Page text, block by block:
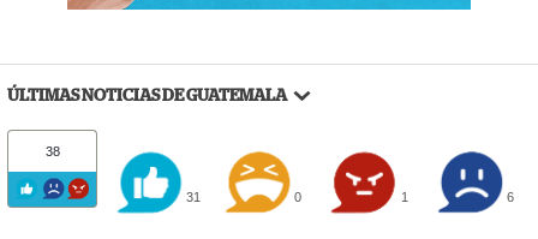
ÚLTIMAS NOTICIAS DE GUATEMALA
38
31 0 1 6